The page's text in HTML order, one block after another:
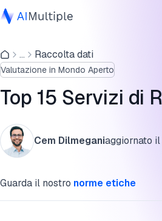
IA Agente
Sicurezza Informatica
Dati
Software Aziendale
Servizi
Contattaci
... Raccolta dati
Valutazione in Mondo Aperto
Top 15 Servizi di
Cem Dilmeganiaggiornato il
Guarda il nostro norme etiche
Analisi dettagliata dei servizi di
IA?
Servizi di raccolta dati per
FAQ